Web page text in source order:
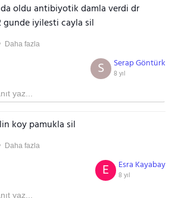
oldu antibiyotik damla verdi dr
gunde iyilesti cayla sil
Daha fazla
Serap Göntürk
8 yıl
S
koy pamukla sil
Daha fazla
Esra Kayabay
8 yıl
E